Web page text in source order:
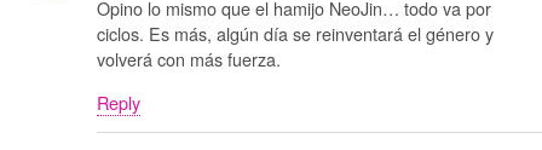
Opino lo mismo que el hamijo NeoJin… todo va por
ciclos. Es más, algún día se reinventará el género y
volverá con más fuerza.
Reply